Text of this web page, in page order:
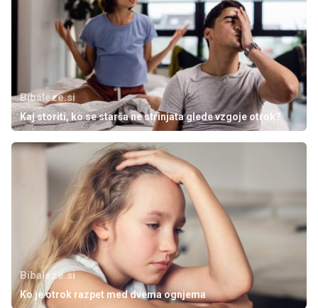
Bibaleze.si
Kaj storiti, ko se starša ne strinjata glede vzgoje otrok?
Bibaleze.si
Ko je otrok razpet med dvema ognjema